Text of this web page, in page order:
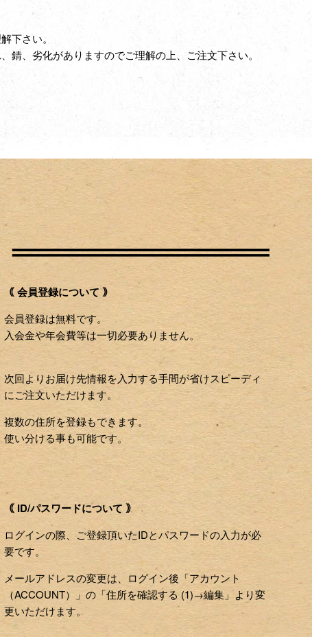
下さい。
、劣化がありますのでご理解の上、ご注文下さい。
｟ 会員登録について ｠
会員登録は無料です。
入会金や年会費等は一切必要ありません。
次回よりお届け先情報を入力する手間が省けスピーディ
にご注文いただけます。
複数の住所を登録もできます。
使い分ける事も可能です。
｟ ID/パスワードについて ｠
ログインの際、ご登録頂いたIDとパスワードの入力が必
要です。
メールアドレスの変更は、ログイン後「アカウント
（ACCOUNT）」の「住所を確認する (1)→編集」より変
更いただけます。